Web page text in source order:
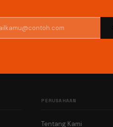
PERUSAHAAN
Tentang Kami